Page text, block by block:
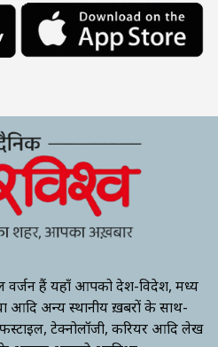
वर्जन हैं यहाँ आपको देश-विदेश, मध्य
आदि अन्य स्थानीय ख़बरों के साथ-
टेक्नोलॉजी, करियर आदि लेख